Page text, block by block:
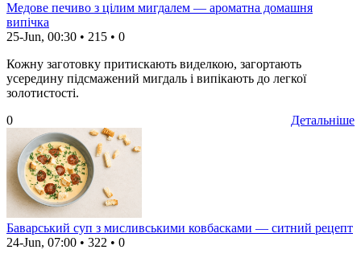
Медове печиво з цілим мигдалем — ароматна домашня
випічка
25-Jun, 00:30 • 215 • 0
Кожну заготовку притискають виделкою, загортають
усередину підсмажений мигдаль і випікають до легкої
золотистості.
Детальніше
0
Баварський суп з мисливськими ковбасками — ситний рецепт
24-Jun, 07:00 • 322 • 0